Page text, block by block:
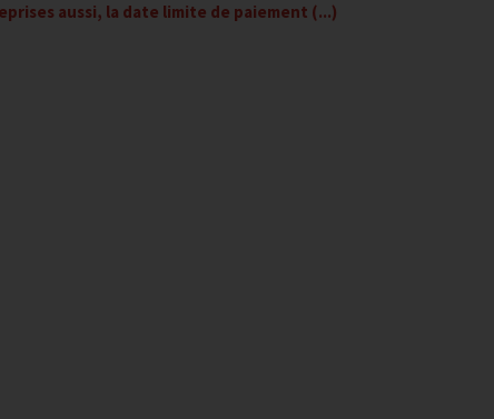
aussi, la date limite de paiement (...)